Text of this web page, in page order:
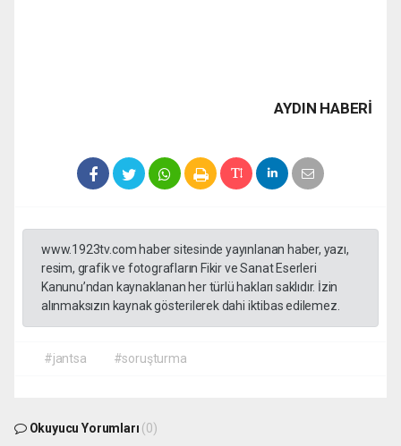
AYDIN HABERİ
www.1923tv.com haber sitesinde yayınlanan haber, yazı,
resim, grafik ve fotografların Fikir ve Sanat Eserleri
Kanunu’ndan kaynaklanan her türlü hakları saklıdır. İzin
alınmaksızın kaynak gösterilerek dahi iktibas edilemez.
#jantsa #soruşturma
Okuyucu Yorumları (0)